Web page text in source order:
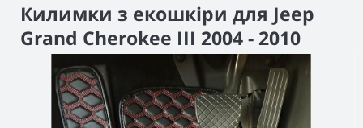
Килимки з екошкіри для Jeep
Grand Cherokee III 2004 - 2010